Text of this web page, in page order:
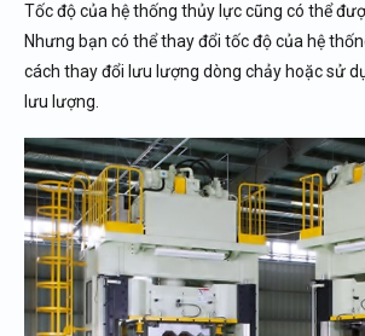
Tốc độ của hệ thống thủy lực cũng có thể
Nhưng bạn có thể thay đổi tốc độ của hệ
cách thay đổi lưu lượng dòng chảy hoặc sử
lưu lượng.